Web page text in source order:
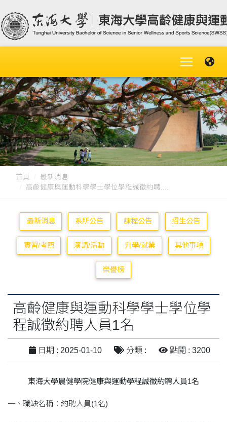
首頁
最新消息
高齡健康與運動科學學士學位學程誠徵約聘....
最新消息 系所公告 課程公告 招生公告
實習/考照 演講/活動 升學/就業 其他事項
榮譽榜
高齡健康與運動科學學士學位學
程誠徵約聘人員1名
日期 : 2025-01-10 分類 : 點閱 : 3200
東海大學農健學院健康與運動學程誠徵約聘人員1名
一、職缺名稱：約聘人員(1名)